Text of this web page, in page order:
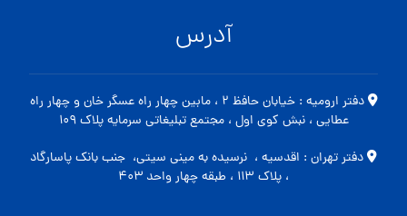
آدرس
دفتر ارومیه : خیابان حافظ ۲ ، مابین چهار راه عسگر خان و چهار راه
عطایی ، نبش کوی اول ، مجتمع تبلیغاتی سرمایه پلاک ۱۰۹
دفتر تهران : اقدسیه ، نرسیده به مینی سیتی، جنب بانک پاسارگاد
، پلاک ۱۱۳ ، طبقه چهار واحد ۴۰۳